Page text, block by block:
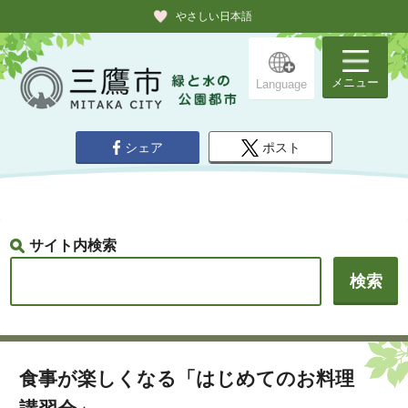
やさしい日本語
Language メニュー
シェア ポスト
サイト内検索
食事が楽しくなる「はじめてのお料理